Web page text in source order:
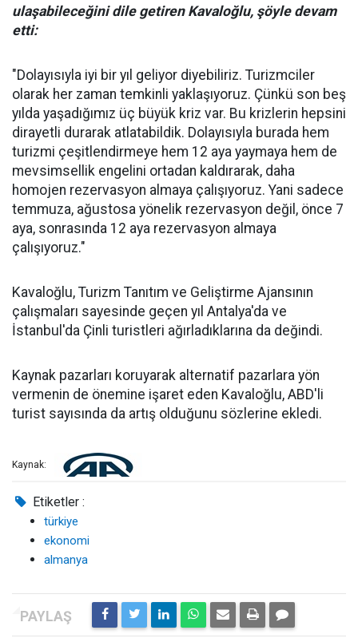
ulaşabileceğini dile getiren Kavaloğlu, şöyle devam
etti:
"Dolayısıyla iyi bir yıl geliyor diyebiliriz. Turizmciler
olarak her zaman temkinli yaklaşıyoruz. Çünkü son beş
yılda yaşadığımız üç büyük kriz var. Bu krizlerin hepsini
dirayetli durarak atlatabildik. Dolayısıyla burada hem
turizmi çeşitlendirmeye hem 12 aya yaymaya hem de
mevsimsellik engelini ortadan kaldırarak, daha
homojen rezervasyon almaya çalışıyoruz. Yani sadece
temmuza, ağustosa yönelik rezervasyon değil, önce 7
aya, sonrasında 12 aya rezervasyon almaya
çalışıyoruz."
Kavaloğlu, Turizm Tanıtım ve Geliştirme Ajansının
çalışmaları sayesinde geçen yıl Antalya'da ve
İstanbul'da Çinli turistleri ağırladıklarına da değindi.
Kaynak pazarları koruyarak alternatif pazarlara yön
vermenin de önemine işaret eden Kavaloğlu, ABD'li
turist sayısında da artış olduğunu sözlerine ekledi.
Kaynak:
Etiketler :
türkiye
ekonomi
almanya